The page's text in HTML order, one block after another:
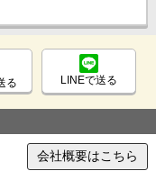
る LINEで送る
会社概要はこちら